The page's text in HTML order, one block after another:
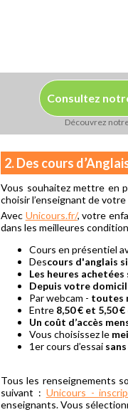
Consultez
Découvrez
2. Des cours
Vous souhaitez mettre en
choisir l’enseignant de
Avec Unicours.fr/, votre
dans les meilleures
Cours en présentiel
Descours d'anglais
Les heures
Depuis votre
Par webcam - toutes
Entre 8,50 € et 5,50
Un coût d’accès
Vous choisissez le
1er cours d’essai
Tous les renseignements
suivant : Unicours -
enseignants. Vous